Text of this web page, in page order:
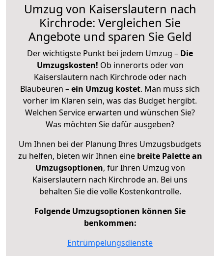
Umzug von Kaiserslautern nach
Kirchrode: Vergleichen Sie
Angebote und sparen Sie Geld
Der wichtigste Punkt bei jedem Umzug – Die
Umzugskosten! Ob innerorts oder von
Kaiserslautern nach Kirchrode oder nach
Blaubeuren –ein Umzug kostet. Man muss sich
vorher im Klaren sein, was das Budget hergibt.
Welchen Service erwarten und wünschen Sie?
Was möchten Sie dafür ausgeben?
Um Ihnen bei der Planung Ihres Umzugsbudgets
zu helfen, bieten wir Ihnen eine breite Palette an
Umzugsoptionen, für Ihren Umzug von
Kaiserslautern nach Kirchrode an. Bei uns
behalten Sie die volle Kostenkontrolle.
Folgende Umzugsoptionen können Sie
benkommen:
Entrümpelungsdienste